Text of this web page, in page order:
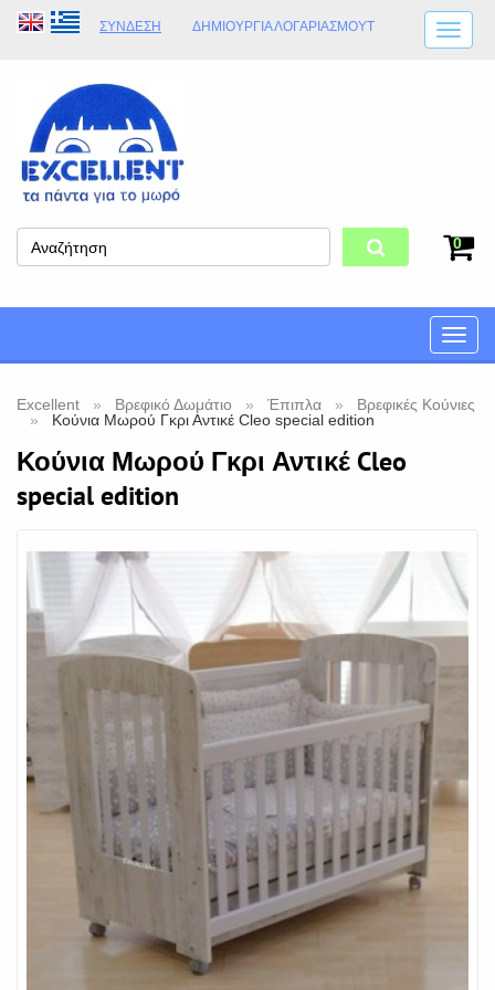
ΣΎΝΔΕΣΗ ΔΗΜΙΟΥΡΓΊΑ ΛΟΓΑΡΙΑΣΜΟΎT
ΩΡΆΡΙΟ ΚΑΤΑΣΤΉΜΑΤΟΣ
ΦΥΣΙΚΌ ΚΑΤΆΣΤΗΜΑ
0
Toggle
Excellent Βρεφικό Δωμάτιο Έπιπλα
Βρεφικές Κούνιες
Κούνια Μωρού Γκρι Αντικέ Cleo special edition
Κούνια Μωρού Γκρι Αντικέ Cleo
special edition